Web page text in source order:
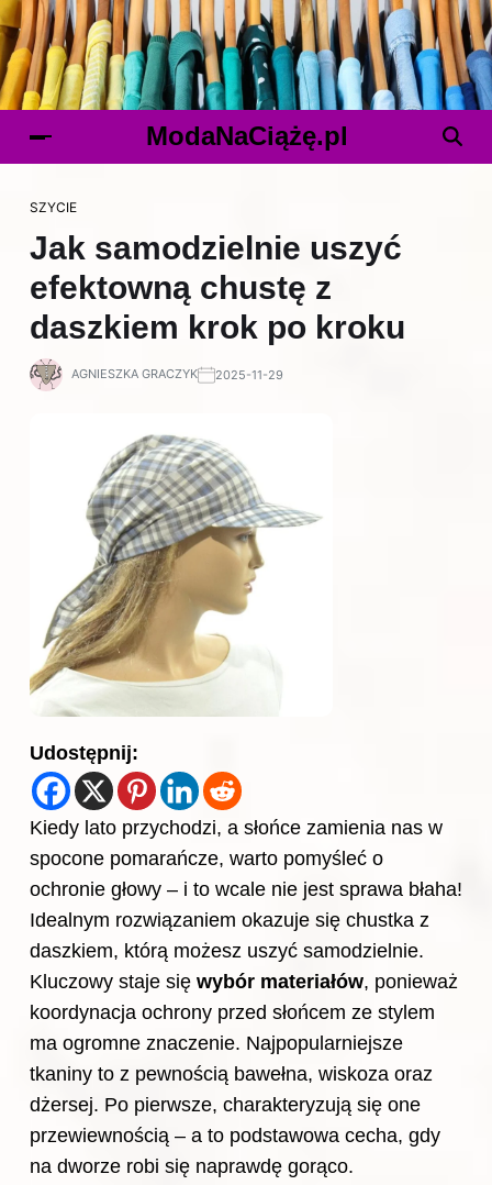
ModaNaCiążę.pl
SZYCIE
Jak samodzielnie uszyć
efektowną chustę z
daszkiem krok po kroku
AGNIESZKA GRACZYK 2025-11-29
Udostępnij:
Kiedy lato przychodzi, a słońce zamienia nas w
spocone pomarańcze, warto pomyśleć o
ochronie głowy – i to wcale nie jest sprawa błaha!
Idealnym rozwiązaniem okazuje się chustka z
daszkiem, którą możesz uszyć samodzielnie.
Kluczowy staje się wybór materiałów, ponieważ
koordynacja ochrony przed słońcem ze stylem
ma ogromne znaczenie. Najpopularniejsze
tkaniny to z pewnością bawełna, wiskoza oraz
dżersej. Po pierwsze, charakteryzują się one
przewiewnością – a to podstawowa cecha, gdy
na dworze robi się naprawdę gorąco.